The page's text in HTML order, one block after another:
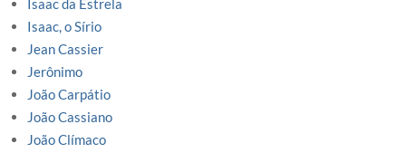
Isaac da Estrela
Isaac, o Sírio
Jean Cassier
Jerônimo
João Carpátio
João Cassiano
João Clímaco